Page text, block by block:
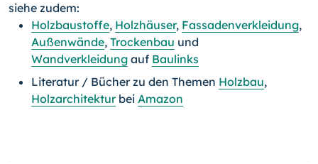
siehe zudem:
Holzbaustoffe, Holzhäuser, Fassadenverkleidung,
Außenwände, Trockenbau und
Wandverkleidung auf Baulinks
Literatur / Bücher zu den Themen Holzbau,
Holzarchitekturbei Amazon